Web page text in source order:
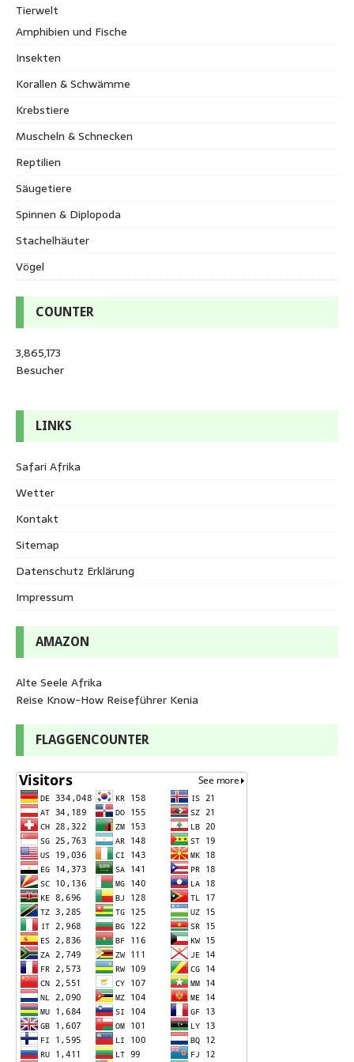
Tierwelt
Amphibien und Fische
Insekten
Korallen & Schwämme
Krebstiere
Muscheln & Schnecken
Reptilien
Säugetiere
Spinnen & Diplopoda
Stachelhäuter
Vögel
COUNTER
3,865,173
Besucher
LINKS
Safari Afrika
Wetter
Kontakt
Sitemap
Datenschutz Erklärung
Impressum
AMAZON
Alte Seele Afrika
Reise Know-How Reiseführer Kenia
FLAGGENCOUNTER